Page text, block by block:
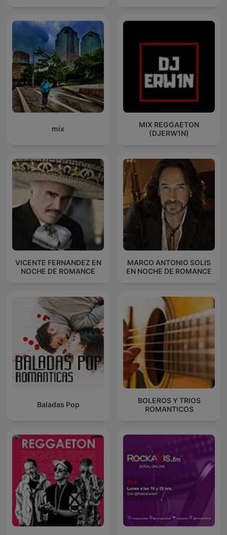
mix
MIX REGGAETON
(DJERW1N)
VICENTE FERNANDEZ EN
NOCHE DE ROMANCE
MARCO ANTONIO SOLIS
EN NOCHE DE ROMANCE
Baladas Pop
BOLEROS Y TRIOS
ROMANTICOS